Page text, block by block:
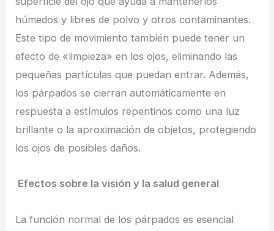
húmedos y libres de polvo y otros contaminantes.
Este tipo de movimiento también puede tener un
efecto de «limpieza» en los ojos, eliminando las
pequeñas partículas que puedan entrar. Además,
los párpados se cierran automáticamente en
respuesta a estímulos repentinos como una luz
brillante o la aproximación de objetos, protegiendo
los ojos de posibles daños.
Efectos sobre la visión y la salud general
La función normal de los párpados es esencial